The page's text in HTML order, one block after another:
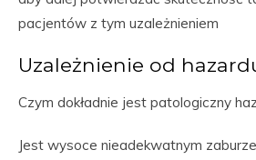
pacjentów z tym uzależnieniem
Uzależnienie od
Czym dokładnie jest patologiczny
Jest wysoce nieadekwatnym